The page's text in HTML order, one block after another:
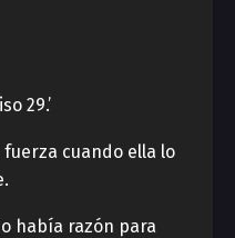
29.’
cuando ella lo
había razón para